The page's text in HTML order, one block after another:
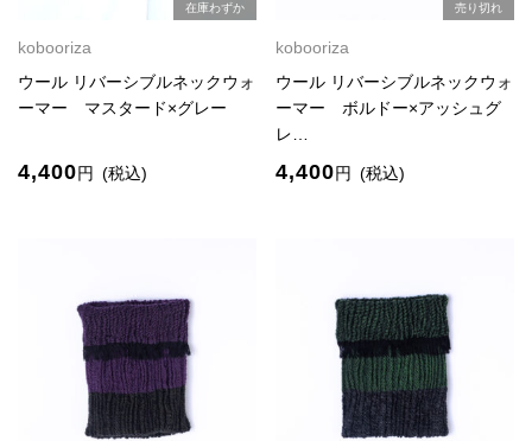
kobooriza
在庫わずか
ウール リバーシブルネックウォ
ーマー マスタード×グレー
4,400円 (税込)
kobooriza
売り切れ
ウール リバーシブルネックウォ
ーマー ボルドー×アッシュグ
レ…
4,400円 (税込)